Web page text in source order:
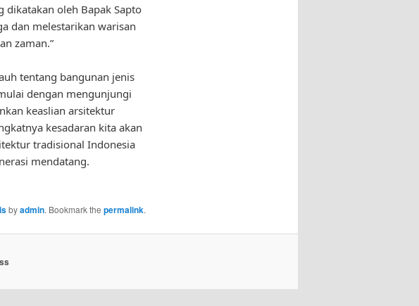
dikatakan oleh Bapak Sapto
dan melestarikan warisan
zaman.”
tentang bangunan jenis
dengan mengunjungi
keaslian arsitektur
kesadaran kita akan
tradisional Indonesia
mendatang.
byadmin. Bookmark the permalink.